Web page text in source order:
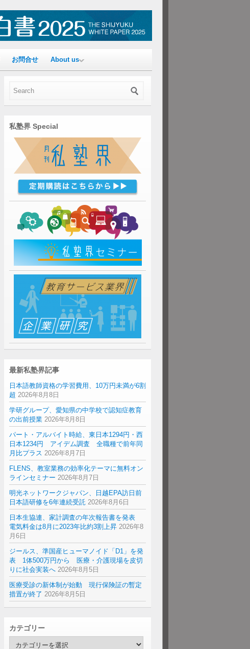
お問合せ About us
私塾界 Special
最新私塾界記事
日本語教師資格の学習費用、10万円未満が6割
超 2026年8月8日
学研グループ、愛知県の中学校で認知症教育
の出前授業 2026年8月8日
パート・アルバイト時給、東日本1294円・西
日本1234円 アイデム調査 全職種で前年同
月比プラス 2026年8月7日
FLENS、教室業務の効率化テーマに無料オン
ラインセミナー 2026年8月7日
明光ネットワークジャパン、日越EPA訪日前
日本語研修を6年連続受託 2026年8月6日
日本生協連、家計調査の年次報告書を発表
電気料金は8月に2023年比約3割上昇 2026年8
月6日
ジールス、準国産ヒューマノイド「D1」を発
表 1体500万円から 医療・介護現場を皮切
りに社会実装へ 2026年8月5日
医療受診の新体制が始動 現行保険証の暫定
措置が終了 2026年8月5日
カテゴリー